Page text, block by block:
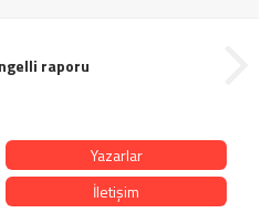
raporu
Yazarlar
İletişim